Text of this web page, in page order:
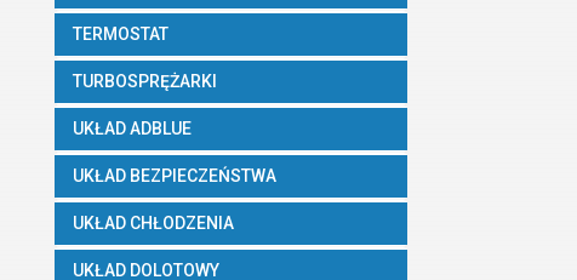
TERMOSTAT
TURBOSPRĘŻARKI
UKŁAD ADBLUE
UKŁAD BEZPIECZEŃSTWA
UKŁAD CHŁODZENIA
UKŁAD DOLOTOWY